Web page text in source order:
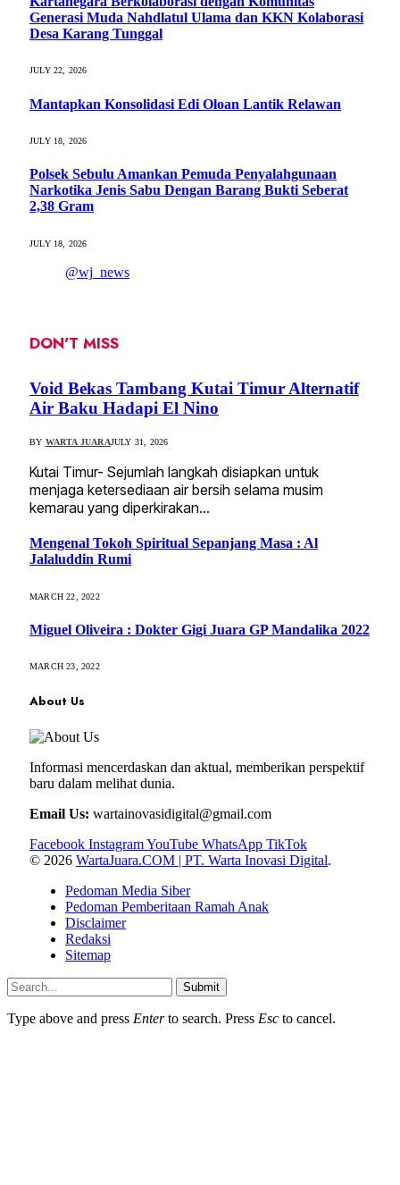
Generasi Muda Nahdlatul Ulama dan KKN Kolaborasi
Desa Karang Tunggal
JULY 22, 2026
Mantapkan Konsolidasi Edi Oloan Lantik Relawan
JULY 18, 2026
Polsek Sebulu Amankan Pemuda Penyalahgunaan
Narkotika Jenis Sabu Dengan Barang Bukti Seberat
2,38 Gram
JULY 18, 2026
@wj_news
DON'T MISS
Void Bekas Tambang Kutai Timur Alternatif
Air Baku Hadapi El Nino
BY WARTA JUARAJULY 31, 2026
Kutai Timur- Sejumlah langkah disiapkan untuk
menjaga ketersediaan air bersih selama musim
kemarau yang diperkirakan…
Mengenal Tokoh Spiritual Sepanjang Masa : Al
Jalaluddin Rumi
MARCH 22, 2022
Miguel Oliveira : Dokter Gigi Juara GP Mandalika 2022
MARCH 23, 2022
About Us
Informasi mencerdaskan dan aktual, memberikan perspektif
baru dalam melihat dunia.
Email Us: wartainovasidigital@gmail.com
Facebook InstagramYouTube WhatsApp TikTok
© 2026 WartaJuara.COM | PT. Warta Inovasi Digital.
Pedoman Media Siber
Pedoman Pemberitaan Ramah Anak
Disclaimer
Redaksi
Sitemap
Submit
Type above and press Enterto search. Press Esc to cancel.